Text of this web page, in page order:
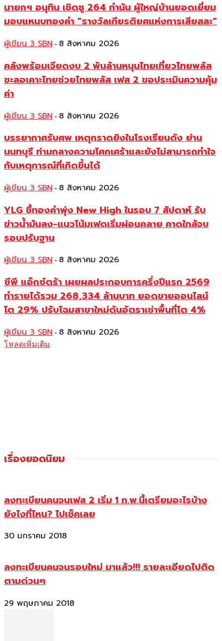
นายกฯ อนุทิน เชิดชู 264 กำนัน ผู้ใหญ่บ้านยอดเยี่ยม
มอบแหนบทองคำ “รางวัลเกียรติยศแห่งการเสียสละ”
ผู้เขียน 3 SBN - 8 สิงหาคม 2026
คลังพร้อมเจียดงบ 2 พันล้านหนุนไทยเที่ยวไทยพลัส
ชะลอเคาะไทยช่วยไทยพลัส เฟส 2 ขอประเมินความคุ้ม
ค่า
ผู้เขียน 3 SBN - 8 สิงหาคม 2026
บรรยากาศรับศพ เหตุกราดยิงในโรงเรียนดัง ย่าน
นนทบุรี ท่ามกลางความโศกเศร้าและยังไม่สามารถทำใจ
กับเหตุการณ์ที่เกิดขึ้นได้
ผู้เขียน 3 SBN - 8 สิงหาคม 2026
YLG ชี้ทองคำพุ่ง New High ในรอบ 7 สัปดาห์ รับ
ข่าวน้ำมันลง-แนวโน้มเฟดเริ่มผ่อนคลาย คาดใกล้จบ
รอบปรับฐาน
ผู้เขียน 3 SBN - 8 สิงหาคม 2026
ซีพี แอ็กซ์ตร้า เผยผลประกอบการครึ่งปีแรก 2569
ทำรายได้รวม 268,334 ล้านบาท ยอดขายออนไลน์
โต 29% ปรับโฉมสาขาใหม่ดันอัตราเช่าพื้นที่โต 4%
ผู้เขียน 3 SBN - 8 สิงหาคม 2026
โหลดเพิ่มเติม
เรื่องยอดนิยม
ลงทะเบียนคนจนเฟส 2 เริ่ม 1 ก.พ.นี้เตรียมอะไรบ้าง
ยังไงที่ไหน? ไปเช็คเลย
30 มกราคม 2018
ลงทะเบียนคนจนรอบใหม่ มาแล้ว!!! รายละเอียดไปติด
ตามด่วนๆ
29 พฤษภาคม 2018